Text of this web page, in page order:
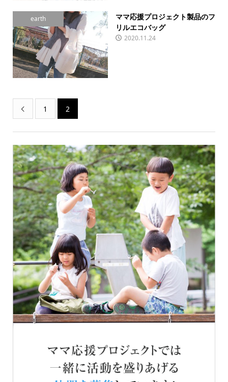
earth
ママ応援プロジェクト製品のフ
リルエコバッグ
2020.11.24
 1 2